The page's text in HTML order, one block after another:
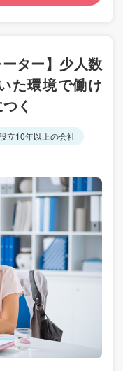
ター】少人数
た環境で働け
く
立10年以上の会社